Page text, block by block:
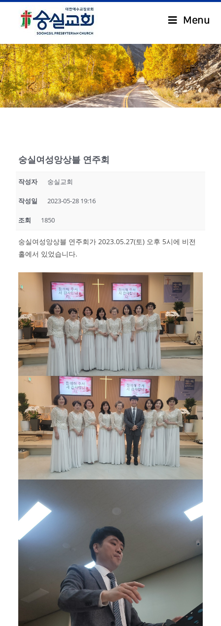
Menu
.
숭실여성앙상블 연주회
작성자 숭실교회
작성일 2023-05-28 19:16
조회 1850
숭실여성앙상블 연주회가 2023.05.27(토) 오후 5시에 비전
홀에서 있었습니다.